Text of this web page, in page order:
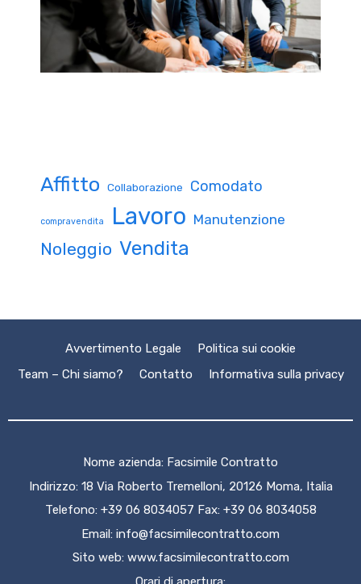
Affitto Collaborazione Comodato
compravendita Lavoro Manutenzione
Noleggio Vendita
Avvertimento Legale
Politica sui cookie
Team – Chi siamo?
Contatto Informativa sulla privacy
Nome azienda: Facsimile Contratto
Indirizzo: 18 Via Roberto Tremelloni, 20126 Moma, Italia
Telefono: +39 06 8034057 Fax: +39 06 8034058
Email: info@facsimilecontratto.com
Sito web: www.facsimilecontratto.com